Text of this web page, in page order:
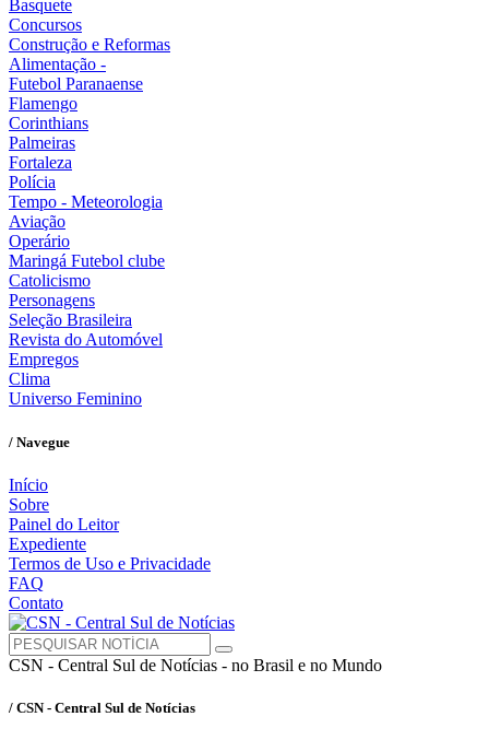
Basquete
Concursos
Construção e Reformas
Alimentação -
Futebol Paranaense
Flamengo
Corinthians
Palmeiras
Fortaleza
Polícia
Tempo - Meteorologia
Aviação
Operário
Maringá Futebol clube
Catolicismo
Personagens
Seleção Brasileira
Revista do Automóvel
Empregos
Clima
Universo Feminino
/ Navegue
Início
Sobre
Painel do Leitor
Expediente
Termos de Uso e Privacidade
FAQ
Contato
CSN - Central Sul de Notícias - no Brasil e no Mundo
/ CSN - Central Sul de Notícias